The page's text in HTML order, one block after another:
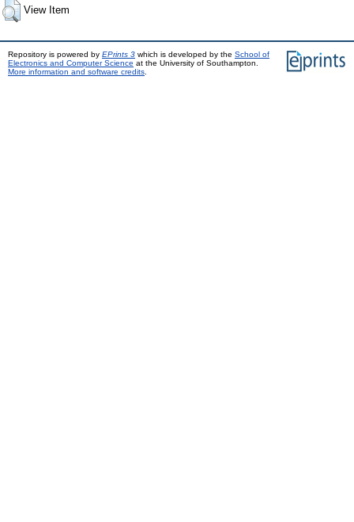
View Item
Repository is powered by EPrints 3 which is developed by the School of
Electronics and Computer Science at the University of Southampton.
More information and software credits